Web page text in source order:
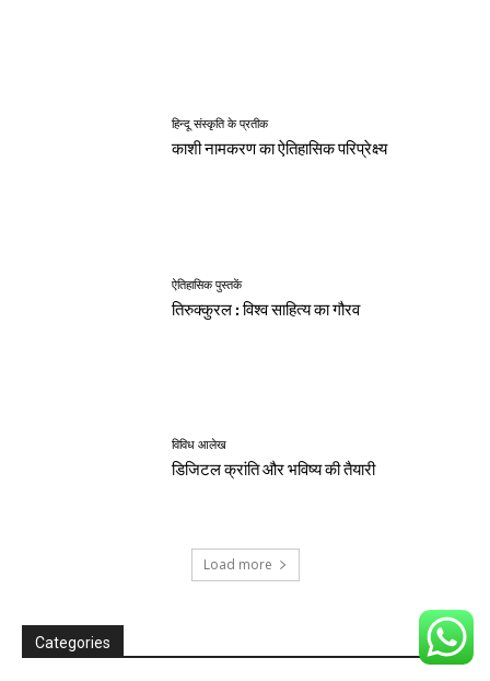
हिन्दू संस्कृति के प्रतीक
काशी नामकरण का ऐतिहासिक परिप्रेक्ष्य
ऐतिहासिक पुस्तकें
तिरुक्कुरल : विश्व साहित्य का गौरव
विविध आलेख
डिजिटल क्रांति और भविष्य की तैयारी
Load more
Categories